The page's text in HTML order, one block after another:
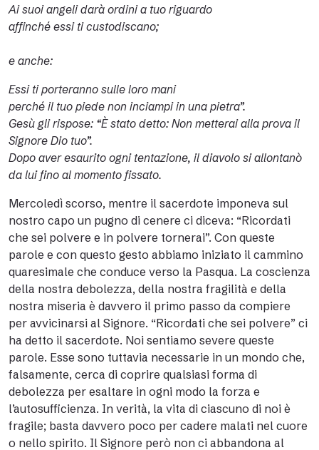
Ai suoi angeli darà ordini a tuo riguardo
affinché essi ti custodiscano;
e anche:
Essi ti porteranno sulle loro mani
perché il tuo piede non inciampi in una pietra”.
Gesù gli rispose: “È stato detto: Non metterai alla prova il
Signore Dio tuo”.
Dopo aver esaurito ogni tentazione, il diavolo si allontanò
da lui fino al momento fissato.
Mercoledì scorso, mentre il sacerdote imponeva sul
nostro capo un pugno di cenere ci diceva: “Ricordati
che sei polvere e in polvere tornerai”. Con queste
parole e con questo gesto abbiamo iniziato il cammino
quaresimale che conduce verso la Pasqua. La coscienza
della nostra debolezza, della nostra fragilità e della
nostra miseria è davvero il primo passo da compiere
per avvicinarsi al Signore. “Ricordati che sei polvere” ci
ha detto il sacerdote. Noi sentiamo severe queste
parole. Esse sono tuttavia necessarie in un mondo che,
falsamente, cerca di coprire qualsiasi forma di
debolezza per esaltare in ogni modo la forza e
l’autosufficienza. In verità, la vita di ciascuno di noi è
fragile; basta davvero poco per cadere malati nel cuore
o nello spirito. Il Signore però non ci abbandona al